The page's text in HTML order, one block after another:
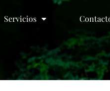
Contacto
Servicios